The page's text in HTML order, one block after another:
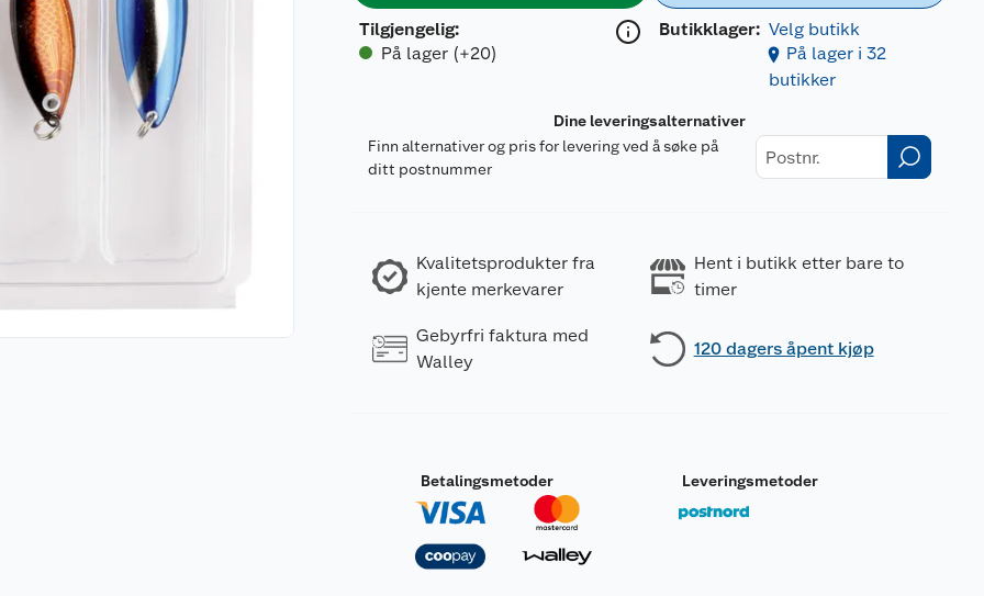
Tilgjengelig:
På lager (+20)
Butikklager: Velg butikk
På lager i 32
butikker
Dine leveringsalternativer
Finn alternativer og pris for levering ved å søke på
ditt postnummer
Kvalitetsprodukter fra
kjente merkevarer
Hent i butikk etter bare to
timer
Gebyrfri faktura med
Walley
120 dagers åpent kjøp
Betalingsmetoder Leveringsmetoder